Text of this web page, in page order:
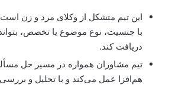
این تیم متشکل از وکلای مرد و زن
با جنسیت، نوع موضوع یا تخصص،
دریافت کند.
تیم مشاوران همواره در مسیر حل
هم‌افزا عمل می‌کند و با تحلیل و